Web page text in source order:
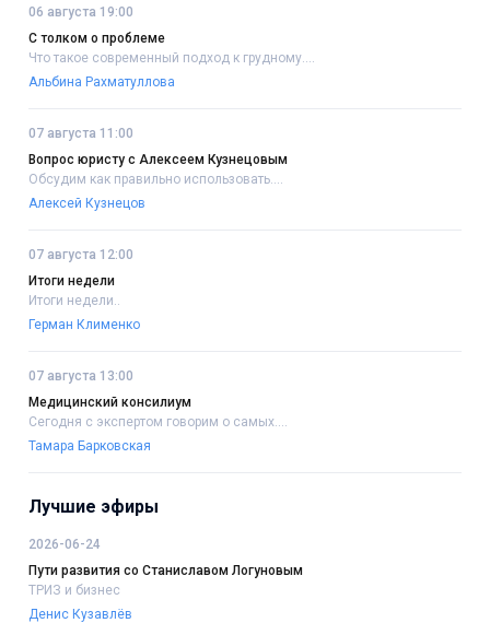
06 августа 19:00
С толком о проблеме
Что такое современный подход к грудному....
Альбина Рахматуллова
07 августа 11:00
Вопрос юристу с Алексеем Кузнецовым
Обсудим как правильно использовать....
Алексей Кузнецов
07 августа 12:00
Итоги недели
Итоги недели..
Герман Клименко
07 августа 13:00
Медицинский консилиум
Сегодня с экспертом говорим о самых....
Тамара Барковская
Лучшие эфиры
2026-06-24
Пути развития со Станиславом Логуновым
ТРИЗ и бизнес
Денис Кузавлёв